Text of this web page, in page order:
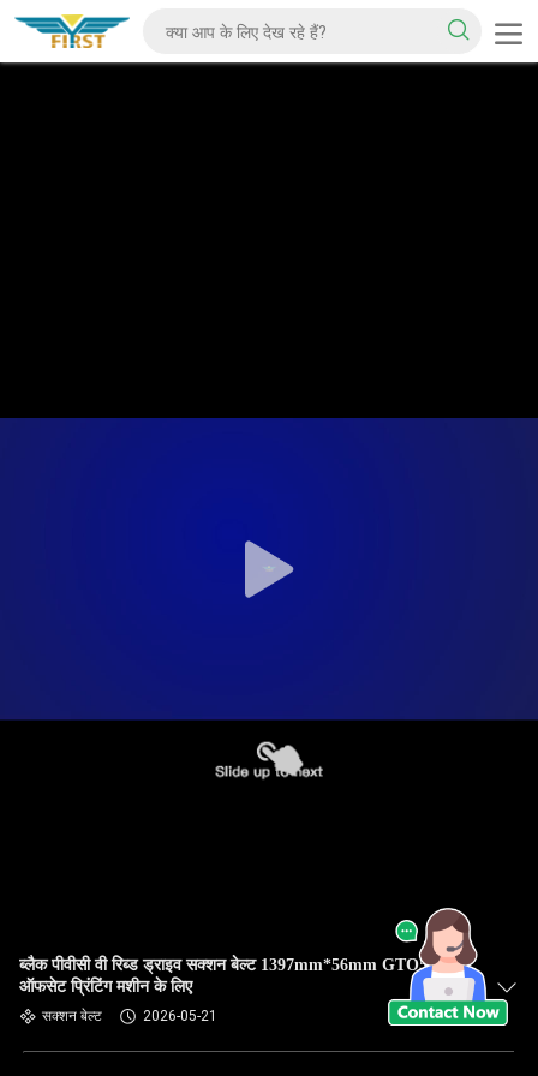
ब्लैक पीवीसी वी रिब्ड ड्राइव सक्शन बेल्ट 1397mm*56mm GTO52
ऑफसेट प्रिंटिंग मशीन के लिए
सक्शन बेल्ट 2026-05-21